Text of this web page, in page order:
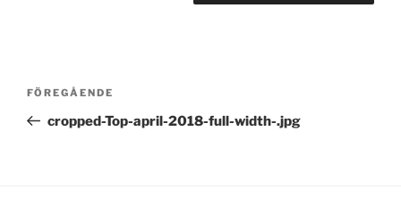
Inläggsnavigering
Föregående
inlägg
FÖREGÅENDE
cropped-Top-april-2018-full-width-.jpg